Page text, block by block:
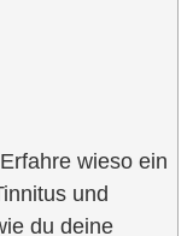
wieso ein
und
du deine